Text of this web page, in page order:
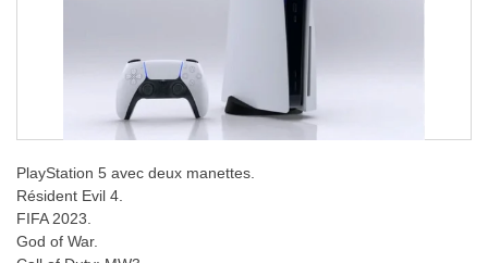
PlayStation 5 avec deux manettes.
Résident Evil 4.
FIFA 2023.
God of War.